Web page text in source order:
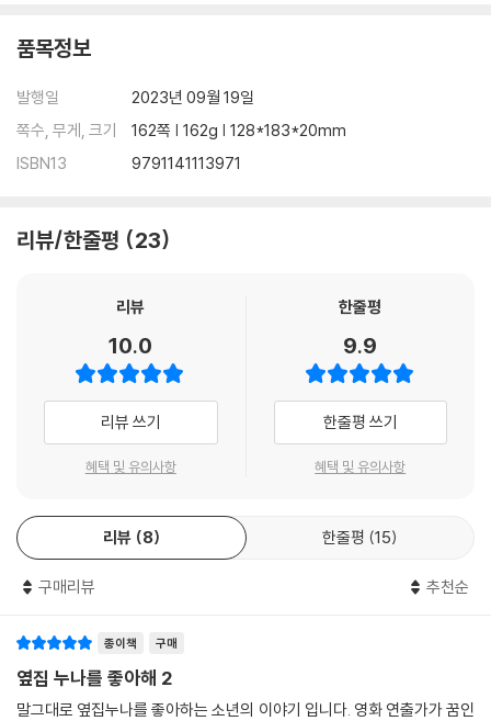
품목정보
발행일
2023년 09월 19일
쪽수, 무게, 크기
162쪽 | 162g | 128*183*20mm
ISBN13
9791141113971
리뷰/한줄평 23
리뷰
10.0
리뷰 쓰기
혜택 및 유의사항
한줄평
9.9
한줄평 쓰기
혜택 및 유의사항
리뷰 8 한줄평 15
구매리뷰 추천순
종이책 구매
옆집 누나를 좋아해 2
말그대로 옆집누나를 좋아하는 소년의 이야기 입니다. 영화 연출가가 꿈인